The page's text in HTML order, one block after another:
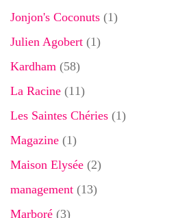
Jonjon's Coconuts (1)
Julien Agobert (1)
Kardham (58)
La Racine (11)
Les Saintes Chéries (1)
Magazine (1)
Maison Elysée (2)
management (13)
Marboré (3)